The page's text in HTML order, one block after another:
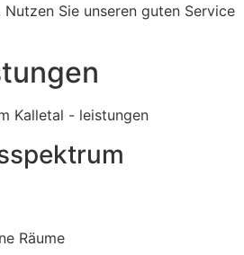
Sie unseren guten Service
Räume